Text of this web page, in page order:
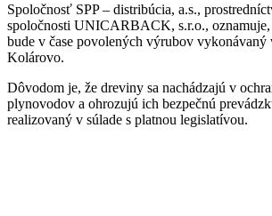
Spoločnosť SPP – distribúcia, a.s.,
spoločnosti UNICARBACK, s.r.o., oznamuje,
bude v čase povolených výrubov vykonávaný
Kolárovo.
Dôvodom je, že dreviny sa nachádzajú v
plynovodov a ohrozujú ich bezpečnú
realizovaný v súlade s platnou legislatívou.